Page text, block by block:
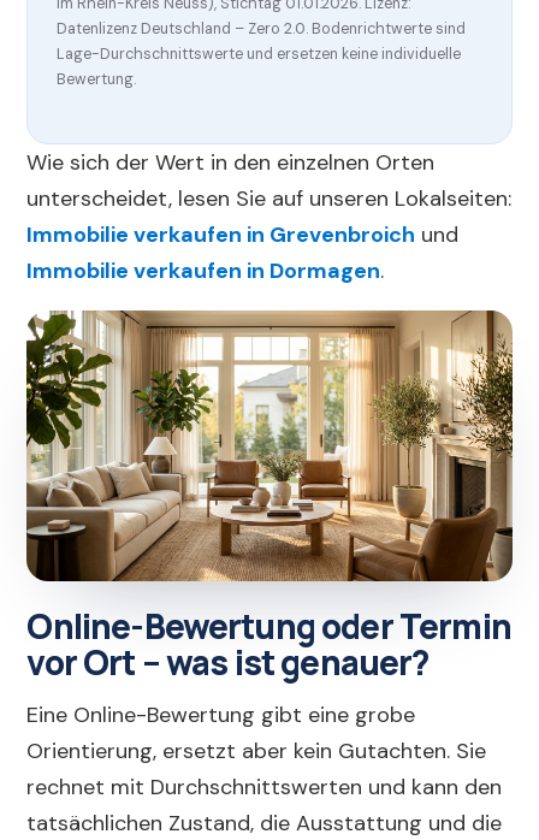
im Rhein-Kreis Neuss), Stichtag 01.01.2026. Lizenz:
Datenlizenz Deutschland – Zero 2.0. Bodenrichtwerte sind
Lage-Durchschnittswerte und ersetzen keine individuelle
Bewertung.
Wie sich der Wert in den einzelnen Orten
unterscheidet, lesen Sie auf unseren Lokalseiten:
Immobilie verkaufen in Grevenbroich und
Immobilie verkaufen in Dormagen.
Online-Bewertung oder Termin
vor Ort – was ist genauer?
Eine Online-Bewertung gibt eine grobe
Orientierung, ersetzt aber kein Gutachten. Sie
rechnet mit Durchschnittswerten und kann den
tatsächlichen Zustand, die Ausstattung und die